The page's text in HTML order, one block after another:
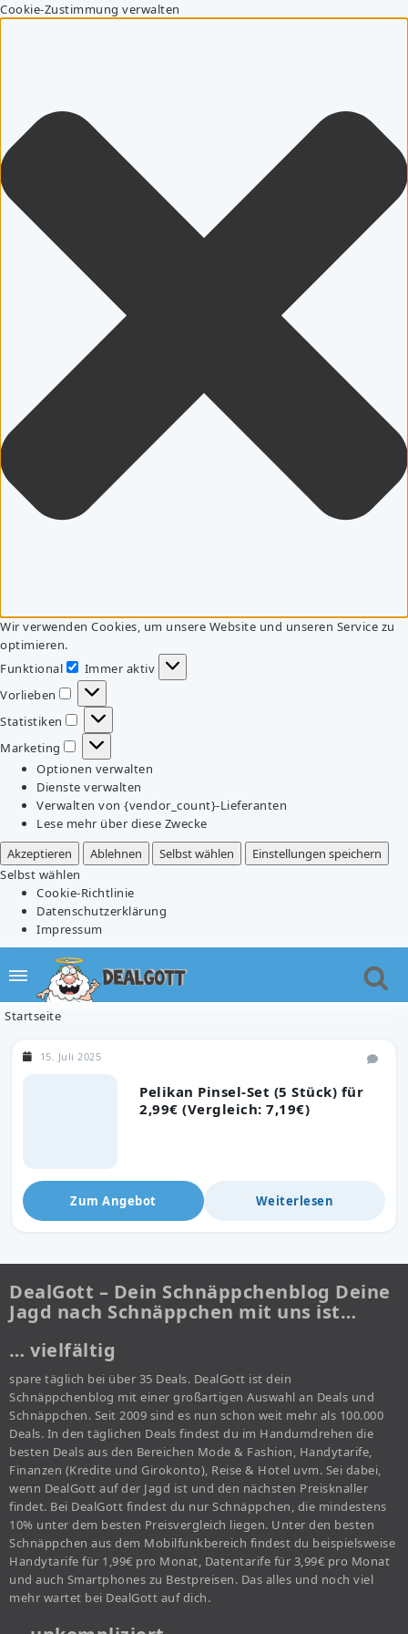
Cookie-Zustimmung verwalten
Wir verwenden Cookies, um unsere Website und unseren Service zu
optimieren.
Funktional
Funktional
Immer aktiv
Vorlieben
Vorlieben
Statistiken
Statistiken
Marketing
Marketing
Optionen verwalten
Dienste verwalten
Verwalten von {vendor_count}-Lieferanten
Lese mehr über diese Zwecke
Akzeptieren
Ablehnen Selbst wählen
Einstellungen speichern
Selbst wählen
Cookie-Richtlinie
Datenschutzerklärung
Impressum
Startseite
Pelikan Pinsel-Set (5 Stück) für
2,99€ (Vergleich: 7,19€)
15. Juli 2025
Zum Angebot Weiterlesen
DealGott – Dein Schnäppchenblog Deine
Jagd nach Schnäppchen mit uns ist…
… vielfältig
spare täglich bei über 35 Deals. DealGott ist dein
Schnäppchenblog mit einer großartigen Auswahl an Deals und
Schnäppchen. Seit 2009 sind es nun schon weit mehr als 100.000
Deals. In den täglichen Deals findest du im Handumdrehen die
besten Deals aus den Bereichen Mode & Fashion, Handytarife,
Finanzen (Kredite und Girokonto), Reise & Hotel uvm. Sei dabei,
wenn DealGott auf der Jagd ist und den nächsten Preisknaller
findet. Bei DealGott findest du nur Schnäppchen, die mindestens
10% unter dem besten Preisvergleich liegen. Unter den besten
Schnäppchen aus dem Mobilfunkbereich findest du beispielsweise
Handytarife für 1,99€ pro Monat, Datentarife für 3,99€ pro Monat
und auch Smartphones zu Bestpreisen. Das alles und noch viel
mehr wartet bei DealGott auf dich.